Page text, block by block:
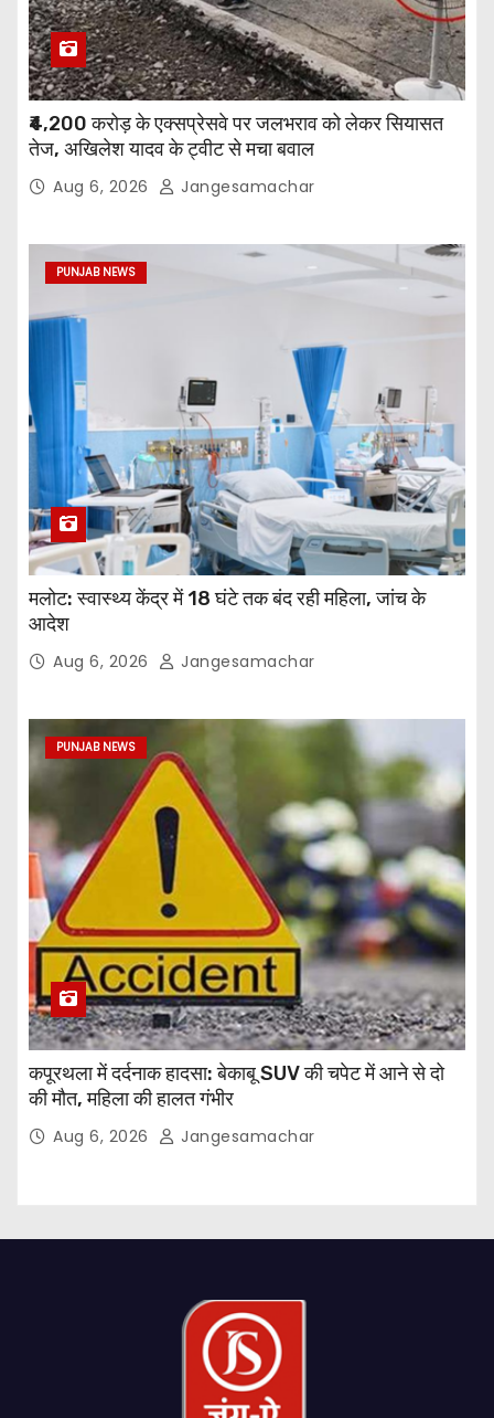
₹4,200 करोड़ के एक्सप्रेसवे पर जलभराव को लेकर सियासत
तेज, अखिलेश यादव के ट्वीट से मचा बवाल
Aug 6, 2026 Jangesamachar
PUNJAB NEWS
मलोट: स्वास्थ्य केंद्र में 18 घंटे तक बंद रही महिला, जांच के
आदेश
Aug 6, 2026 Jangesamachar
PUNJAB NEWS
कपूरथला में दर्दनाक हादसा: बेकाबू SUV की चपेट में आने से दो
की मौत, महिला की हालत गंभीर
Aug 6, 2026 Jangesamachar